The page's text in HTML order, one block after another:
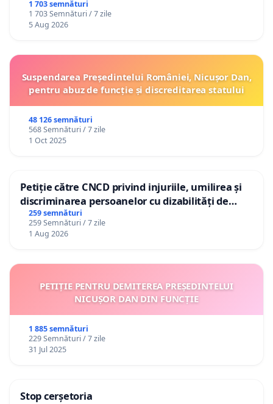
1 703 semnături
1 703 Semnături / 7 zile
5 Aug 2026
Suspendarea Președintelui României, Nicușor Dan,
pentru abuz de funcție și discreditarea statului
48 126 semnături
568 Semnături / 7 zile
1 Oct 2025
Petiție către CNCD privind injuriile, umilirea și
discriminarea persoanelor cu dizabilități de
către utilizatorul TikTok „Gorici”
259 semnături
259 Semnături / 7 zile
1 Aug 2026
PETIȚIE PENTRU DEMITEREA PREȘEDINTELUI
NICUȘOR DAN DIN FUNCȚIE
1 885 semnături
229 Semnături / 7 zile
31 Jul 2025
Stop cerșetoria